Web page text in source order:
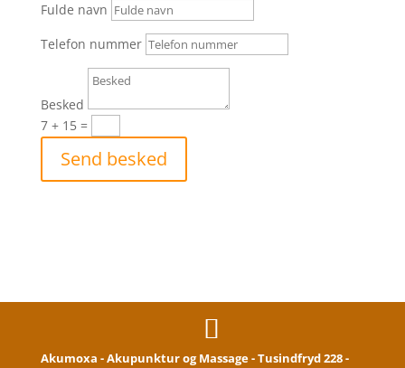
Fulde navn
Telefon nummer
Besked
7 + 15=
Send besked
Akumoxa - Akupunktur og Massage - Tusindfryd 228 -